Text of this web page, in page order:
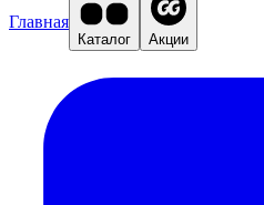
Главная
Каталог Акции